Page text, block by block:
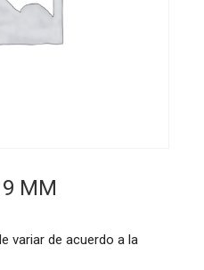
MM
variar de acuerdo a la